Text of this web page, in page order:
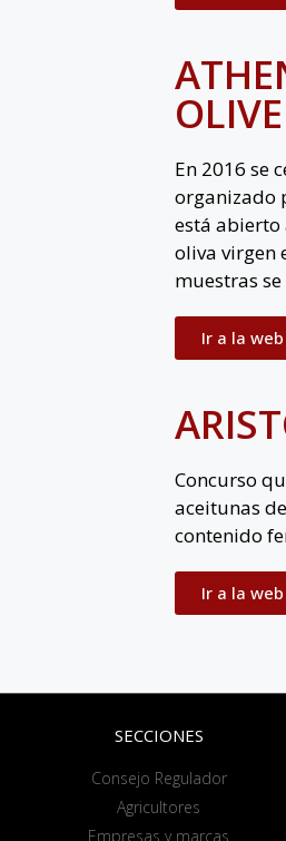
En 2016 se
organizado
está abierto
oliva virgen
muestras se
Ir a la web
Concurso
aceitunas
contenido
Ir a la web
SECCIONES
Consejo Regulador
Agricultores
Empresas y marcas